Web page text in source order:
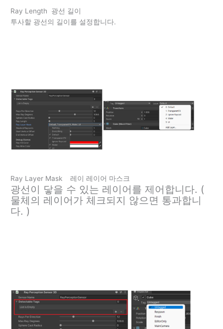
Ray Length 광선 길이
투사할 광선의 길이를 설정합니다.
Ray Layer Mask 레이 레이어 마스크
광선이 닿을 수 있는 레이어를 제어합니다. (
물체의 레이어가 체크되지 않으면 통과합니
다. )